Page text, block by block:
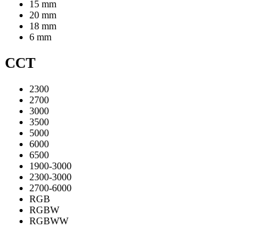
15 mm
20 mm
18 mm
6 mm
CCT
2300
2700
3000
3500
5000
6000
6500
1900-3000
2300-3000
2700-6000
RGB
RGBW
RGBWW